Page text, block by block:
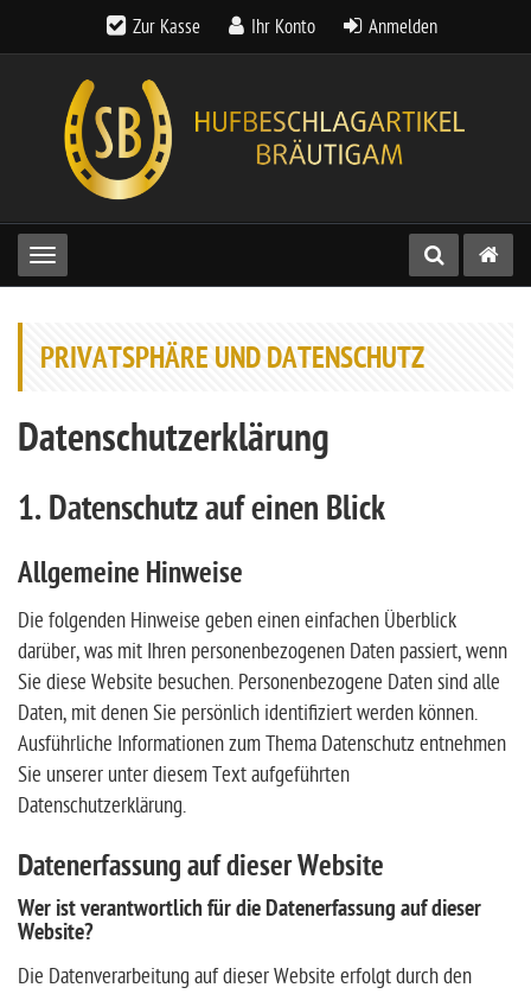
Zur Kasse Ihr Konto Anmelden
Toggle navigation
PRIVATSPHÄRE UND DATENSCHUTZ
Datenschutz­erklärung
1. Datenschutz auf einen Blick
Allgemeine Hinweise
Die folgenden Hinweise geben einen einfachen Überblick
darüber, was mit Ihren personenbezogenen Daten passiert, wenn
Sie diese Website besuchen. Personenbezogene Daten sind alle
Daten, mit denen Sie persönlich identifiziert werden können.
Ausführliche Informationen zum Thema Datenschutz entnehmen
Sie unserer unter diesem Text aufgeführten
Datenschutzerklärung.
Datenerfassung auf dieser Website
Wer ist verantwortlich für die Datenerfassung auf dieser
Website?
Die Datenverarbeitung auf dieser Website erfolgt durch den